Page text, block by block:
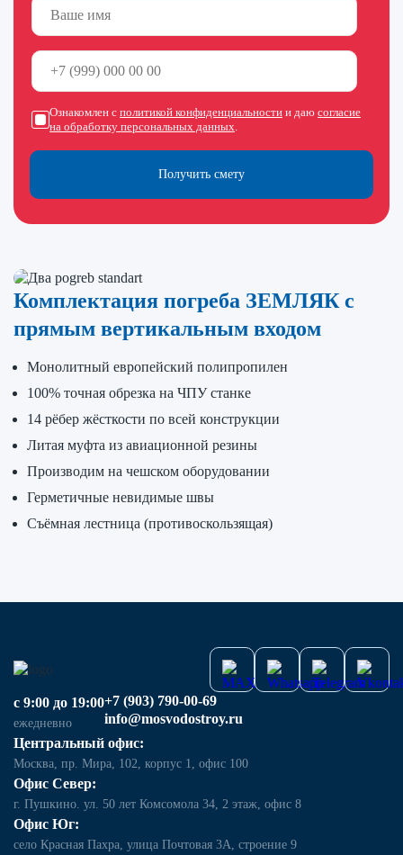
Получить смету
Ознакомлен с политикой конфиденциальности и даю согласие
на обработку персональных данных
Комплектация погреба ЗЕМЛЯК с
прямым вертикальным входом
Монолитный европейский полипропилен
100% точная обрезка на ЧПУ станке
14 рёбер жёсткости по всей конструкции
Литая муфта из авиационной резины
Производим на чешском оборудовании
Герметичные невидимые швы
Съёмная лестница (противоскользящая)
с 9:00 до 19:00
ежедневно
+7 (903) 790-00-69
info@mosvodostroy.ru
Центральный офис:
Москва, пр. Мира, 102, корпус 1, офис 100
Офис Север:
г. Пушкино. ул. 50 лет Комсомола 34, 2 этаж, офис 8
Офис Юг:
село Красная Пахра, улица Почтовая 3А, строение 9